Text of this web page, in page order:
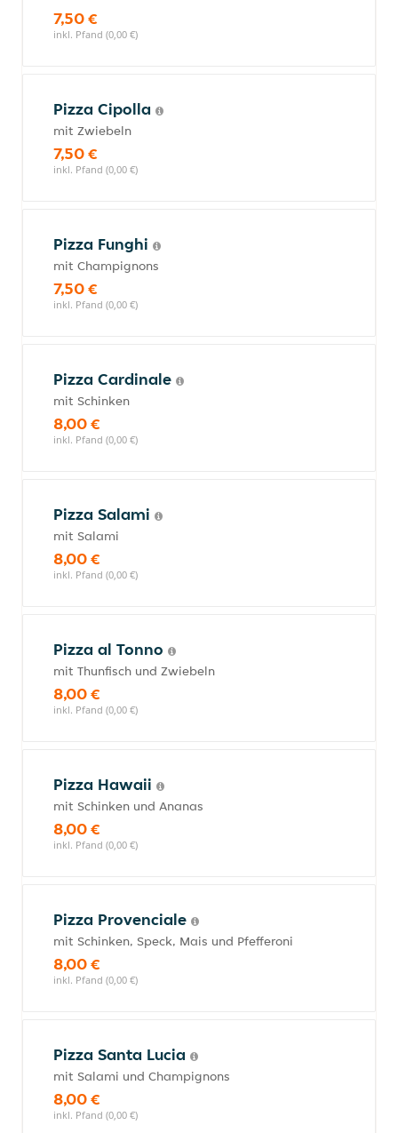
7,50 €
inkl. Pfand (0,00 €)
Pizza Cipolla
mit Zwiebeln
7,50 €
inkl. Pfand (0,00 €)
Pizza Funghi
mit Champignons
7,50 €
inkl. Pfand (0,00 €)
Pizza Cardinale
mit Schinken
8,00 €
inkl. Pfand (0,00 €)
Pizza Salami
mit Salami
8,00 €
inkl. Pfand (0,00 €)
Pizza al Tonno
mit Thunfisch und Zwiebeln
8,00 €
inkl. Pfand (0,00 €)
Pizza Hawaii
mit Schinken und Ananas
8,00 €
inkl. Pfand (0,00 €)
Pizza Provenciale
mit Schinken, Speck, Mais und Pfefferoni
8,00 €
inkl. Pfand (0,00 €)
Pizza Santa Lucia
mit Salami und Champignons
8,00 €
inkl. Pfand (0,00 €)